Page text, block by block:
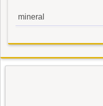
mineral